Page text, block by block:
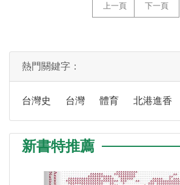
上一頁 下一頁
熱門關鍵字：
台灣史 台灣 體育 北港進香
新書特推薦